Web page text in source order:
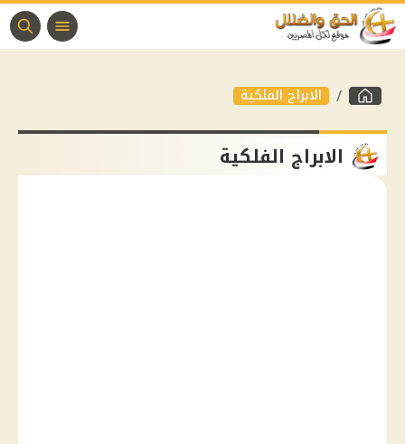
الابراج الفلكية
الابراج الفلكية